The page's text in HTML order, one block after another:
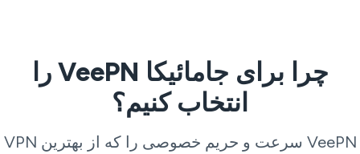
چرا برای جامائیکا VeePN را
انتخاب کنیم؟
VeePN سرعت و حریم خصوصی را که از بهترین VPN